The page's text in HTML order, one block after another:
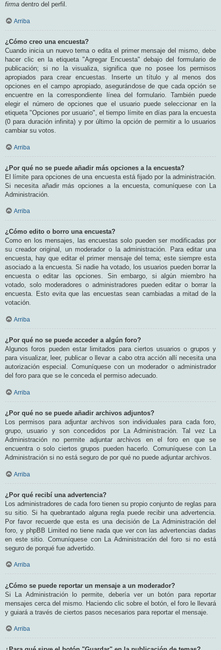
firma dentro del perfil.
Arriba
¿Cómo creo una encuesta?
Cuando inicia un nuevo tema o edita el primer mensaje del mismo, debe
hacer clic en la etiqueta "Agregar Encuesta" debajo del formulario de
publicación; si no la visualiza, significa que no posee los permisos
apropiados para crear encuestas. Inserte un título y al menos dos
opciones en el campo apropiado, asegurándose de que cada opción se
encuentre en la correspondiente línea del formulario. También puede
elegir el número de opciones que el usuario puede seleccionar en la
etiqueta "Opciones por usuario", el tiempo límite en días para la encuesta
(0 para duración infinita) y por último la opción de permitir a lo usuarios
cambiar su votos.
Arriba
¿Por qué no se puede añadir más opciones a la encuesta?
El límite para opciones de una encuesta está fijado por la administración.
Si necesita añadir más opciones a la encuesta, comuníquese con La
Administración.
Arriba
¿Cómo edito o borro una encuesta?
Como en los mensajes, las encuestas solo pueden ser modificadas por
su creador original, un moderador o la administración. Para editar una
encuesta, hay que editar el primer mensaje del tema; este siempre esta
asociado a la encuesta. Si nadie ha votado, los usuarios pueden borrar la
encuesta o editar las opciones. Sin embargo, si algún miembro ha
votado, solo moderadores o administradores pueden editar o borrar la
encuesta. Esto evita que las encuestas sean cambiadas a mitad de la
votación.
Arriba
¿Por qué no se puede acceder a algún foro?
Algunos foros pueden estar limitados para ciertos usuarios o grupos y
para visualizar, leer, publicar o llevar a cabo otra acción allí necesita una
autorización especial. Comuníquese con un moderador o administrador
del foro para que se le conceda el permiso adecuado.
Arriba
¿Por qué no se puede añadir archivos adjuntos?
Los permisos para adjuntar archivos son individuales para cada foro,
grupo, usuario y son concedidos por La Administración. Tal vez La
Administración no permite adjuntar archivos en el foro en que se
encuentra o solo ciertos grupos pueden hacerlo. Comuníquese con La
Administración si no está seguro de por qué no puede adjuntar archivos.
Arriba
¿Por qué recibí una advertencia?
Los administradores de cada foro tienen su propio conjunto de reglas para
su sitio. Si ha quebrantado alguna regla puede recibir una advertencia.
Por favor recuerde que esta es una decisión de La Administración del
foro, y phpBB Limited no tiene nada que ver con las advertencias dadas
en este sitio. Comuníquese con La Administración del foro si no está
seguro de porqué fue advertido.
Arriba
¿Cómo se puede reportar un mensaje a un moderador?
Si La Administración lo permite, debería ver un botón para reportar
mensajes cerca del mismo. Haciendo clic sobre el botón, el foro le llevará
y guiará a través de ciertos pasos necesarios para reportar el mensaje.
Arriba